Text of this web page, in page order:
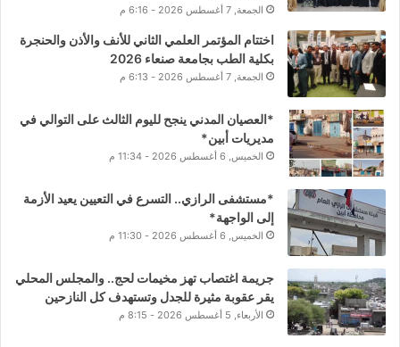
الجمعة, 7 أغسطس 2026 - 6:16 م
اختتام المؤتمر العلمي الثاني للأنف والأذن والحنجرة
بكلية الطب بجامعة صنعاء 2026
الجمعة, 7 أغسطس 2026 - 6:13 م
*العصيان المدني ينجح لليوم الثالث على التوالي في
مديريات أبين*
الخميس, 6 أغسطس 2026 - 11:34 م
*مستشفى الرازي.. التسرع في التعيين يعيد الأزمة
إلى الواجهة*
الخميس, 6 أغسطس 2026 - 11:30 م
جريمة اغتصاب تهز مخيمات لحج.. والمجلس المحلي
يقر عقوبة مثيرة للجدل وتستهدف كل النازحين
الأربعاء, 5 أغسطس 2026 - 8:15 م